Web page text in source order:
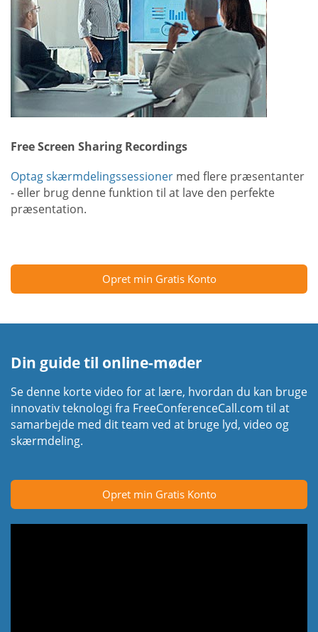
Free Screen Sharing Recordings
Optag skærmdelingssessioner med flere præsentanter
- eller brug denne funktion til at lave den perfekte
præsentation.
Opret min Gratis Konto
Din guide til online-møder
Se denne korte video for at lære, hvordan du kan bruge
innovativ teknologi fra FreeConferenceCall.com til at
samarbejde med dit team ved at bruge lyd, video og
skærmdeling.
Opret min Gratis Konto